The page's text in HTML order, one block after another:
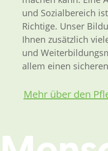
und Sozialbereich
Richtige. Unser
Ihnen zusätzlich
und
allem einen
Mehr über den